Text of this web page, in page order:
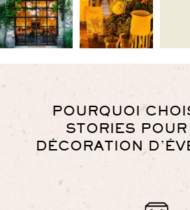
POURQUOI
STORIES
DÉCORATION